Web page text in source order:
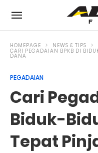
HOMEPAGE NEWS & TIPS
CARI PEGADAIAN BPKB DI
DANA
PEGADAIAN
Cari
Biduk-
Tepat